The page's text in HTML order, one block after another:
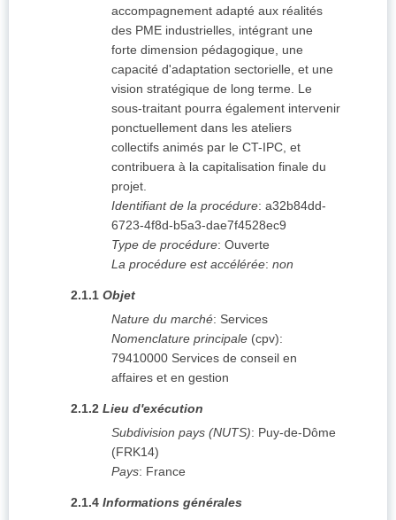
accompagnement adapté aux réalités
des PME industrielles, intégrant une
forte dimension pédagogique, une
capacité d'adaptation sectorielle, et une
vision stratégique de long terme. Le
sous-traitant pourra également intervenir
ponctuellement dans les ateliers
collectifs animés par le CT-IPC, et
contribuera à la capitalisation finale du
projet.
Identifiant de la procédure: a32b84dd-
6723-4f8d-b5a3-dae7f4528ec9
Type de procédure: Ouverte
La procédure est accélérée: non
2.1.1 Objet
Nature du marché: Services
Nomenclature principale (cpv):
79410000 Services de conseil en
affaires et en gestion
2.1.2 Lieu d'exécution
Subdivision pays (NUTS): Puy-de-Dôme
(FRK14)
Pays: France
2.1.4 Informations générales